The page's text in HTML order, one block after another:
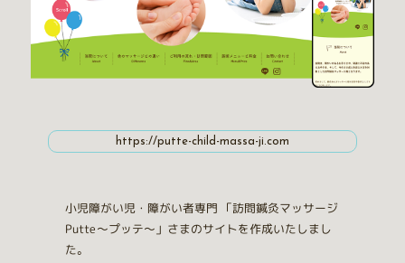
https://putte-child-massa-ji.com
小児障がい児・障がい者専門 「訪問鍼灸マッサージ
Putte〜プッテ〜」さまのサイトを作成いたしまし
た。